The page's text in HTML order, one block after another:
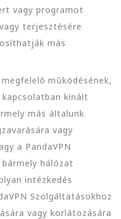
vagy programot
terjesztésére
más
működésének,
kínált
más általunk
vagy
a PandaVPN
hálózat
intézkedés
Szolgáltatásokhoz
vagy korlátozására